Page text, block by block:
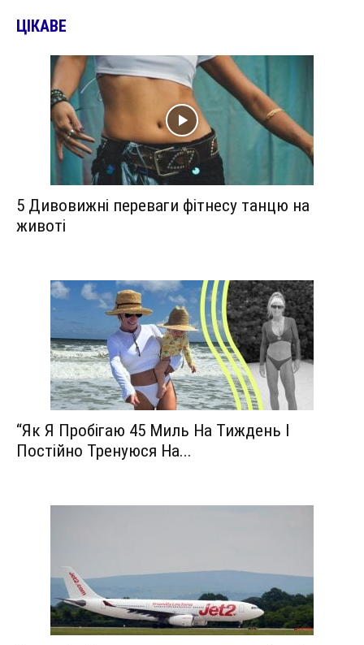
ЦІКАВЕ
5 Дивовижні переваги фітнесу танцю на
животі
“Як Я Пробігаю 45 Миль На Тиждень І
Постійно Тренуюся На...